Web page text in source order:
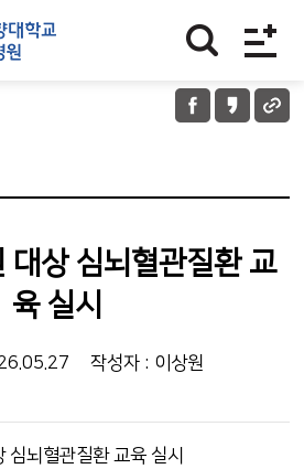
상 심뇌혈관질환 교
육 실시
작성자 : 이상원
뇌혈관질환 교육 실시